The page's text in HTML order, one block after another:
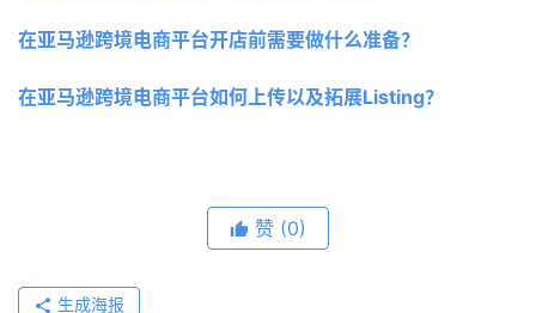
在亚马逊跨境电商平台开店前需要做什么准备？
在亚马逊跨境电商平台如何上传以及拓展Listing？
赞 (0)
生成海报